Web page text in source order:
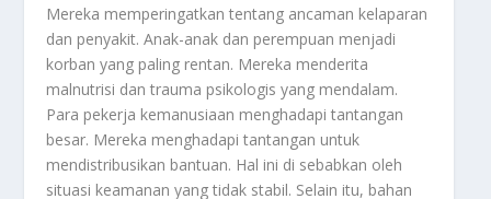
Mereka memperingatkan tentang ancaman kelaparan
dan penyakit. Anak-anak dan perempuan menjadi
korban yang paling rentan. Mereka menderita
malnutrisi dan trauma psikologis yang mendalam.
Para pekerja kemanusiaan menghadapi tantangan
besar. Mereka menghadapi tantangan untuk
mendistribusikan bantuan. Hal ini di sebabkan oleh
situasi keamanan yang tidak stabil. Selain itu, bahan